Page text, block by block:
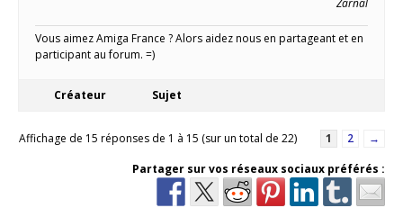
Vous aimez Amiga France ? Alors aidez nous en partageant et en
participant au forum. =)
Créateur Sujet
Affichage de 15 réponses de 1 à 15 (sur un total de 22) 1 2
→
Partager sur vos réseaux sociaux préférés :